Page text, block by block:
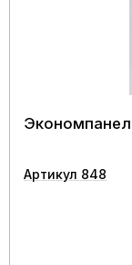
Артикул 848